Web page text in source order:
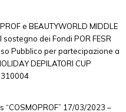
e BEAUTYWORLD MIDDLE
dei Fondi POR FESR
Pubblico per partecipazione a
DEPILATORI CUP
17/03/2023 –